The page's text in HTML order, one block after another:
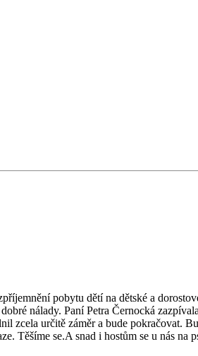
pobytu dětí na dětské a
nálady. Paní Petra Černocká
určitě záměr a bude pokračovat.
Těšíme se.A snad i hostům se u nás